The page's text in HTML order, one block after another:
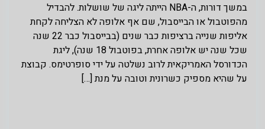
במשך דורות, ה-NBA הייתה ליגה של שושלות. להבדיל
מהפוטבול או הבייסבול, שם אף אלופה לא הצליחה לקחת
אליפות שנייה ברציפות כבר שנים (בבייסבול כבר 22 שנה
שכל שנה יש אלופה אחרת, בפוטבול 18 שנה), ליגת
הכדורסל האמריקאית לרוב נשלטה על ידי סופרטימס. קבוצת
על שהיא מספיק כשרונית וטובה על מנת […]